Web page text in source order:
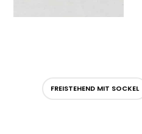
FREISTEHEND MIT SOCKEL